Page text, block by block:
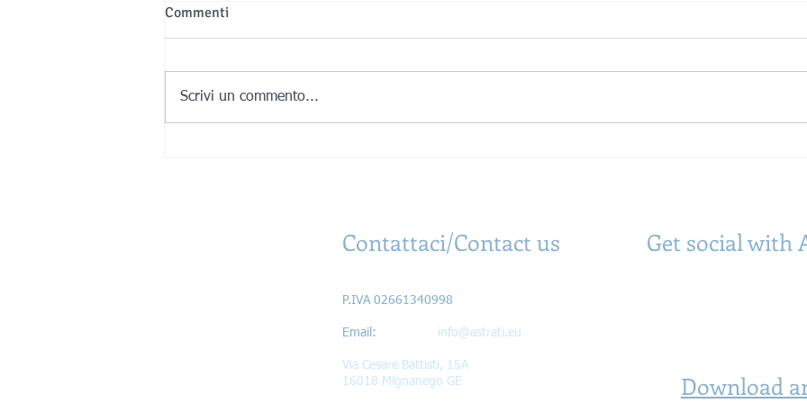
Commenti
Scrivi un commento...
Contattaci/Contact us
P.IVA 02661340998
Email: info@astrati.eu
Via Cesare Battisti, 15A
16018 Mignanego GE
Get social with
Download